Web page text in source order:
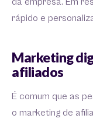
rápido e
Marketing
afiliados
É comum que as
o marketing de